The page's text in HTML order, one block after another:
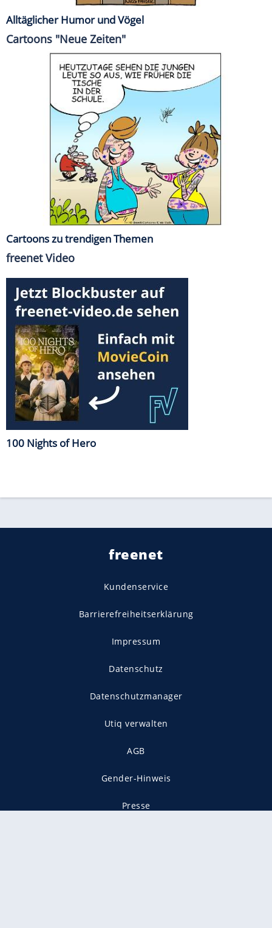
Alltäglicher Humor und Vögel
Cartoons "Neue Zeiten"
Cartoons zu trendigen Themen
freenet Video
100 Nights of Hero
freenet
Kundenservice
Barrierefreiheitserklärung
Impressum
Datenschutz
Datenschutzmanager
Utiq verwalten
AGB
Gender-Hinweis
Presse